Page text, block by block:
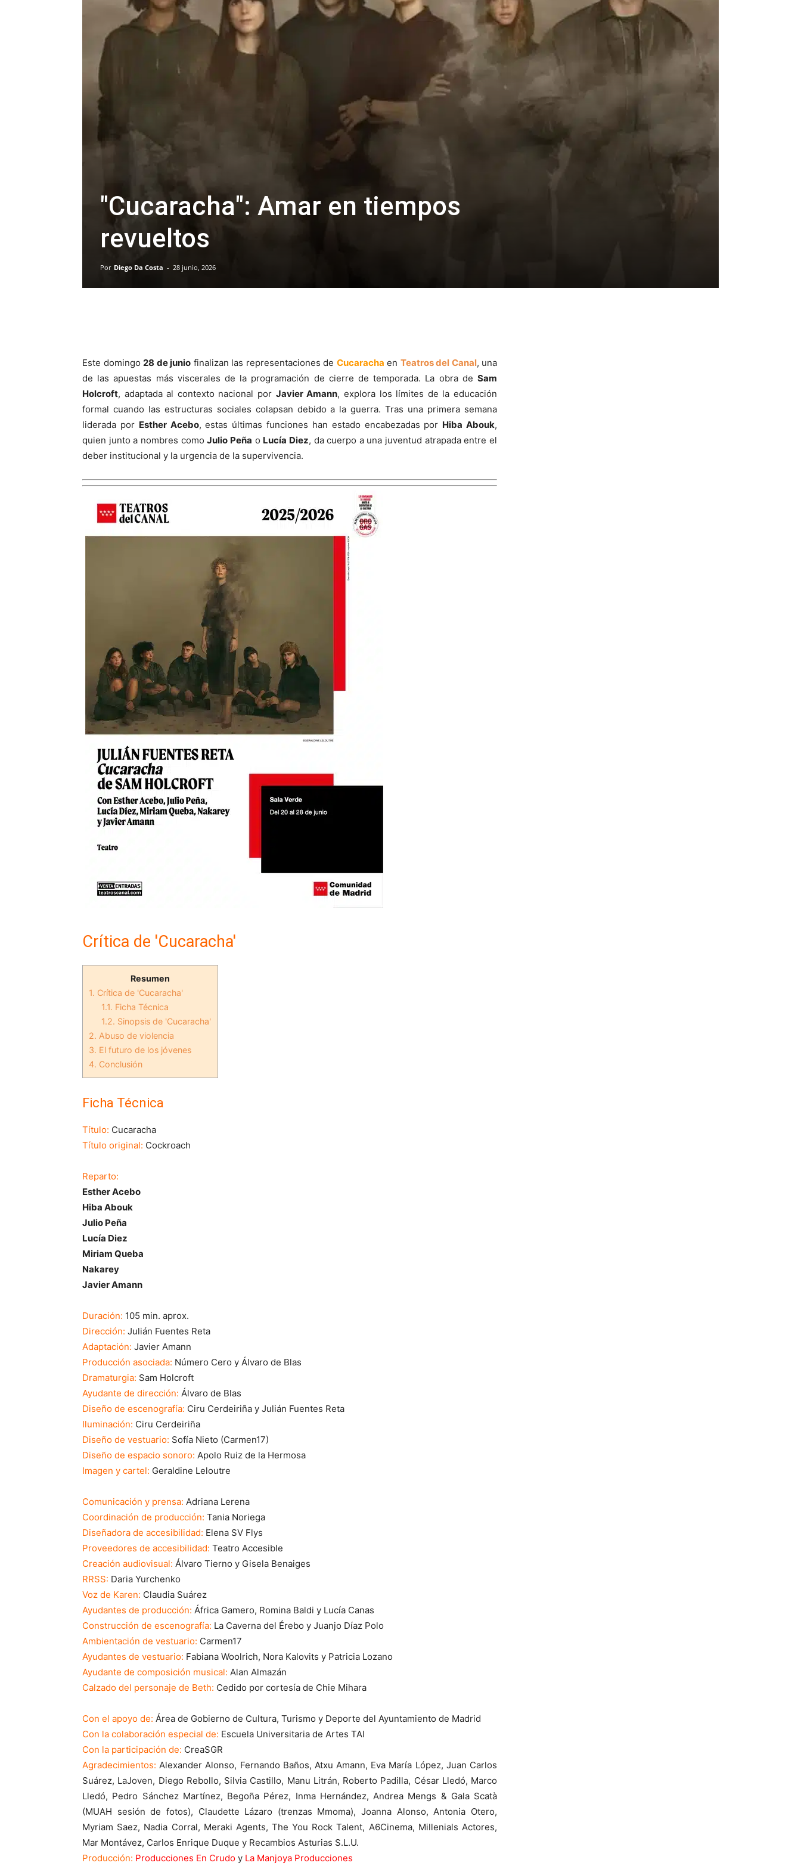
"Cucaracha": Amar en tiempos
revueltos
Por Diego Da Costa - 28 junio, 2026
Este domingo 28 de junio finalizan las representaciones de Cucaracha en Teatros del Canal, una
de las apuestas más viscerales de la programación de cierre de temporada. La obra de Sam
Holcroft, adaptada al contexto nacional por Javier Amann, explora los límites de la educación
formal cuando las estructuras sociales colapsan debido a la guerra. Tras una primera semana
liderada por Esther Acebo, estas últimas funciones han estado encabezadas por Hiba Abouk,
quien junto a nombres comoJulio Peña o Lucía Diez, da cuerpo a una juventud atrapada entre el
deber institucional y la urgencia de la supervivencia.
Crítica de 'Cucaracha'
Resumen
1. Crítica de 'Cucaracha'
1.1. Ficha Técnica
1.2. Sinopsis de 'Cucaracha'
2. Abuso de violencia
3. El futuro de los jóvenes
4. Conclusión
Ficha Técnica
Título: Cucaracha
Título original: Cockroach
Reparto:
Esther Acebo
Hiba Abouk
Julio Peña
Lucía Diez
Miriam Queba
Nakarey
Javier Amann
Duración: 105 min. aprox.
Dirección: Julián Fuentes Reta
Adaptación: Javier Amann
Producción asociada: Número Cero y Álvaro de Blas
Dramaturgia: Sam Holcroft
Ayudante de dirección: Álvaro de Blas
Diseño de escenografía: Ciru Cerdeiriña y Julián Fuentes Reta
Iluminación: Ciru Cerdeiriña
Diseño de vestuario: Sofía Nieto (Carmen17)
Diseño de espacio sonoro: Apolo Ruiz de la Hermosa
Imagen y cartel: Geraldine Leloutre
Comunicación y prensa: Adriana Lerena
Coordinación de producción: Tania Noriega
Diseñadora de accesibilidad: Elena SV Flys
Proveedores de accesibilidad: Teatro Accesible
Creación audiovisual: Álvaro Tierno y Gisela Benaiges
RRSS: Daria Yurchenko
Voz de Karen: Claudia Suárez
Ayudantes de producción: África Gamero, Romina Baldi y Lucía Canas
Construcción de escenografía: La Caverna del Érebo y Juanjo Díaz Polo
Ambientación de vestuario: Carmen17
Ayudantes de vestuario: Fabiana Woolrich, Nora Kalovits y Patricia Lozano
Ayudante de composición musical: Alan Almazán
Calzado del personaje de Beth: Cedido por cortesía de Chie Mihara
Con el apoyo de: Área de Gobierno de Cultura, Turismo y Deporte del Ayuntamiento de Madrid
Con la colaboración especial de: Escuela Universitaria de Artes TAI
Con la participación de: CreaSGR
Agradecimientos:Alexander Alonso, Fernando Baños, Atxu Amann, Eva María López, Juan Carlos
Suárez, LaJoven, Diego Rebollo, Silvia Castillo, Manu Litrán, Roberto Padilla, César Lledó, Marco
Lledó, Pedro Sánchez Martínez, Begoña Pérez, Inma Hernández, Andrea Mengs & Gala Scatà
(MUAH sesión de fotos), Claudette Lázaro (trenzas Mmoma), Joanna Alonso, Antonia Otero,
Myriam Saez, Nadia Corral, Meraki Agents, The You Rock Talent, A6Cinema, Millenials Actores,
Mar Montávez, Carlos Enrique Duque y Recambios Asturias S.L.U.
Producción: Producciones En Crudo y La Manjoya Producciones